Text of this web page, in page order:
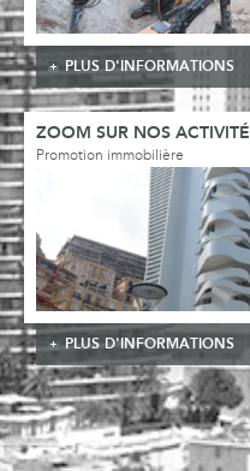
PLUS D'INFORMATIONS
ZOOM SUR NOS
Promotion immobilière
PLUS D'INFORMATIONS